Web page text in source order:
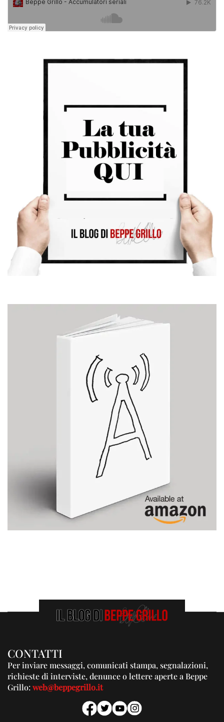
CONTATTI
Per inviare messaggi, comunicati stampa, segnalazioni,
richieste di interviste, denunce o lettere aperte a Beppe
Grillo:web@beppegrillo.it